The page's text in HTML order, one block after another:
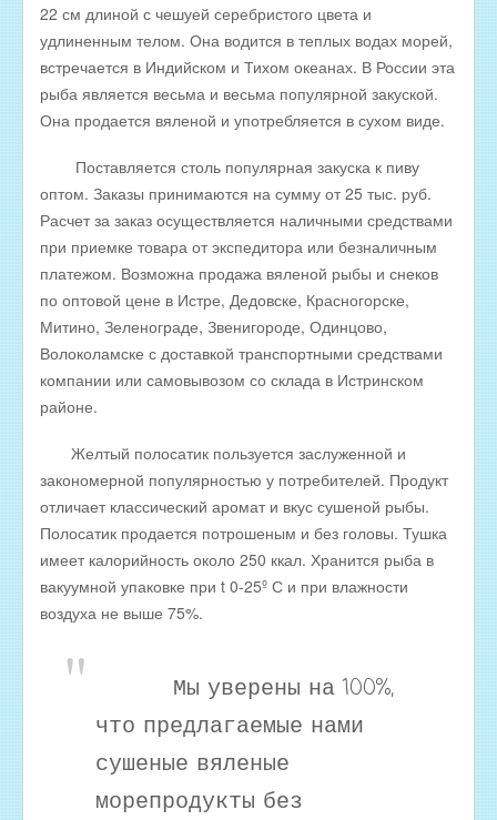
ПРАЙС-ЛИСТЫ
ОПТОВИКАМ
Оптовые цены на РЫБНЫЕ КОНСЕРВЫ
Оптовые цены на РЫБНЫЕ СТЕЙКИ
Оптовые цены на СВЕЖЕЗАМОРОЖЕННУЮ РЫБУ
Оптовые цены на МОРЕПРОДУКТЫ
Оптовые цены на РЫБНУЮ ИКРУ
Оптовые цены на ЖИВУЮ РЫБУ
Оптовые цены на ОХЛАЖДЕННУЮ РЫБУ
Оптовые цены на ВЯЛЕНУЮ РЫБУ
Оптовые цены на ФИЛЕ ИЗ РЫБЫ
Оптовые цены на СОЛЕНУЮ РЫБУ
Оптовые цены на КОПЧЁНУЮ РЫБУ
Скачать все прайсы в одном архиве
МЯСНАЯ ПРОДУКЦИЯ
ОБРАТНАЯ СВЯЗЬ
ИНТЕРНЕТ-МАГАЗИН
22 см длиной с чешуей серебристого цвета и
удлиненным телом. Она водится в теплых водах морей,
встречается в Индийском и Тихом океанах. В России эта
рыба является весьма и весьма популярной закуской.
Она продается вяленой и употребляется в сухом виде.
Поставляется столь популярная закуска к пиву
оптом. Заказы принимаются на сумму от 25 тыс. руб.
Расчет за заказ осуществляется наличными средствами
при приемке товара от экспедитора или безналичным
платежом. Возможна продажа вяленой рыбы и снеков
по оптовой цене в Истре, Дедовске, Красногорске,
Митино, Зеленограде, Звенигороде, Одинцово,
Волоколамске с доставкой транспортными средствами
компании или самовывозом со склада в Истринском
районе.
Желтый полосатик пользуется заслуженной и
закономерной популярностью у потребителей. Продукт
отличает классический аромат и вкус сушеной рыбы.
Полосатик продается потрошеным и без головы. Тушка
имеет калорийность около 250 ккал. Хранится рыба в
вакуумной упаковке при t 0-25º С и при влажности
воздуха не выше 75%.
Мы уверены на 100%,
что предлагаемые нами
сушеные вяленые
морепродукты без